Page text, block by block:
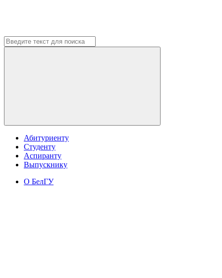
Абитуриенту
Студенту
Аспиранту
Выпускнику
О БелГУ